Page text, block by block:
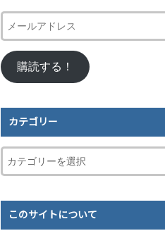
ル
ア
ド
購読する！
カテゴリー
このサイトについて